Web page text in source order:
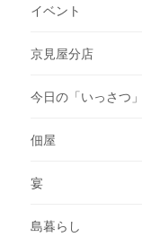
イベント
京見屋分店
今日の「いっさつ」
佃屋
宴
島暮らし